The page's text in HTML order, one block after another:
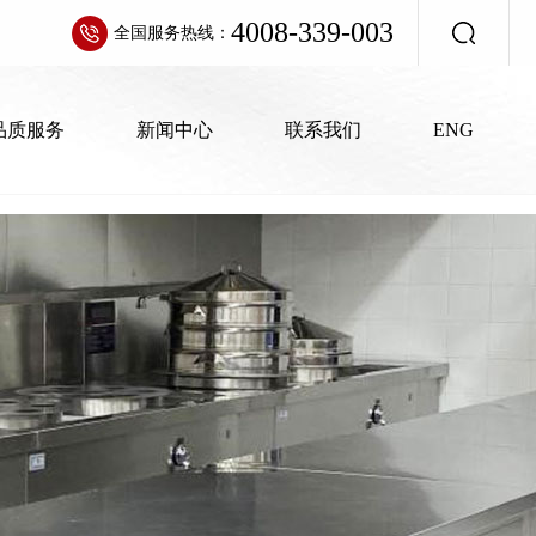
全国服务热线： 4008-339-003
质服务 新闻中心 联系我们 ENG
全国服务热线： 4008-339-003
质服务 新闻中心 联系我们 ENG